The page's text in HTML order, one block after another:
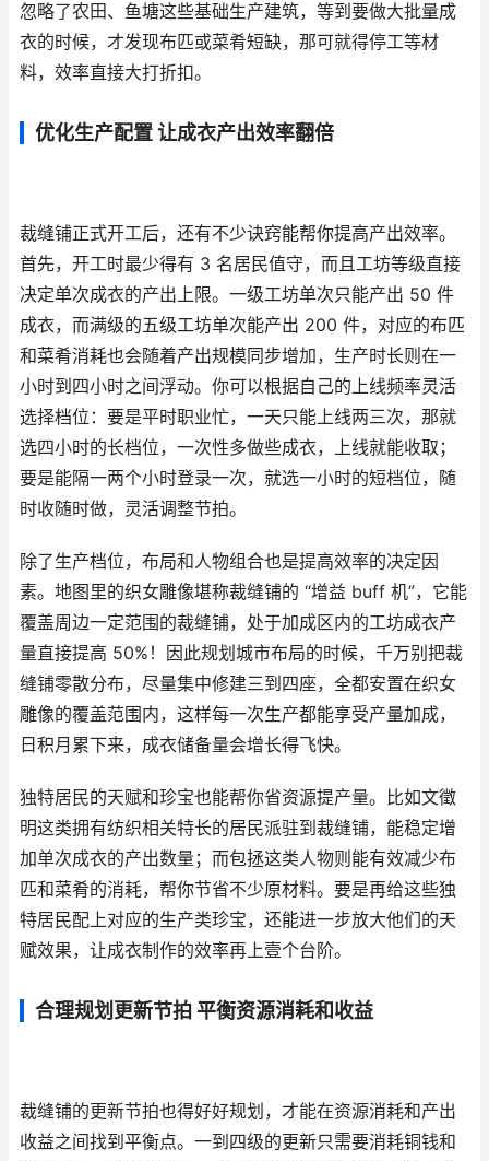
忽略了农田、鱼塘这些基础生产建筑，等到要做大批量成
衣的时候，才发现布匹或菜肴短缺，那可就得停工等材
料，效率直接大打折扣。
优化生产配置 让成衣产出效率翻倍
裁缝铺正式开工后，还有不少诀窍能帮你提高产出效率。
首先，开工时最少得有 3 名居民值守，而且工坊等级直接
决定单次成衣的产出上限。一级工坊单次只能产出 50 件
成衣，而满级的五级工坊单次能产出 200 件，对应的布匹
和菜肴消耗也会随着产出规模同步增加，生产时长则在一
小时到四小时之间浮动。你可以根据自己的上线频率灵活
选择档位：要是平时职业忙，一天只能上线两三次，那就
选四小时的长档位，一次性多做些成衣，上线就能收取；
要是能隔一两个小时登录一次，就选一小时的短档位，随
时收随时做，灵活调整节拍。
除了生产档位，布局和人物组合也是提高效率的决定因
素。地图里的织女雕像堪称裁缝铺的 “增益 buff 机”，它能
覆盖周边一定范围的裁缝铺，处于加成区内的工坊成衣产
量直接提高 50%！因此规划城市布局的时候，千万别把裁
缝铺零散分布，尽量集中修建三到四座，全都安置在织女
雕像的覆盖范围内，这样每一次生产都能享受产量加成，
日积月累下来，成衣储备量会增长得飞快。
独特居民的天赋和珍宝也能帮你省资源提产量。比如文徵
明这类拥有纺织相关特长的居民派驻到裁缝铺，能稳定增
加单次成衣的产出数量；而包拯这类人物则能有效减少布
匹和菜肴的消耗，帮你节省不少原材料。要是再给这些独
特居民配上对应的生产类珍宝，还能进一步放大他们的天
赋效果，让成衣制作的效率再上壹个台阶。
合理规划更新节拍 平衡资源消耗和收益
裁缝铺的更新节拍也得好好规划，才能在资源消耗和产出
收益之间找到平衡点。一到四级的更新只需要消耗铜钱和